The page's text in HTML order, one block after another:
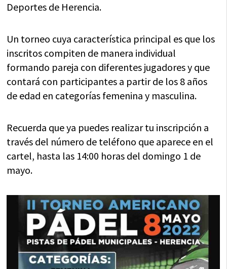
Deportes de Herencia.
Un torneo cuya característica principal es que los
inscritos compiten de manera individual
formando pareja con diferentes jugadores y que
contará con participantes a partir de los 8 años
de edad en categorías femenina y masculina.
Recuerda que ya puedes realizar tu inscripción a
través del número de teléfono que aparece en el
cartel, hasta las 14:00 horas del domingo 1 de
mayo.